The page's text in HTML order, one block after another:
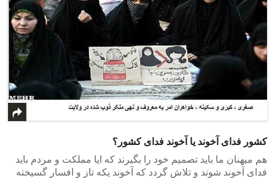
کشور فدای آخوند یا آخوند فدای کشور؟
هم میهنان ما باید تصمیم خود را بگیرند که ایا مملکت و مردم باید
فدای آخوند شوند و تلاش گردد که آخوند یکه تاز و افسار گسیخته
>